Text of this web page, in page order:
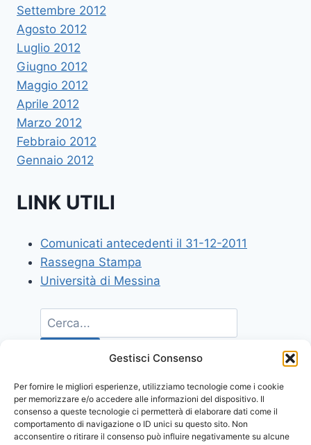
Gestisci Consenso
Per fornire le migliori esperienze, utilizziamo tecnologie come i cookie
per memorizzare e/o accedere alle informazioni del dispositivo. Il
consenso a queste tecnologie ci permetterà di elaborare dati come il
comportamento di navigazione o ID unici su questo sito. Non
acconsentire o ritirare il consenso può influire negativamente su alcune
Settembre 2012
Agosto 2012
Luglio 2012
Giugno 2012
Maggio 2012
Aprile 2012
Marzo 2012
Febbraio 2012
Gennaio 2012
LINK UTILI
Comunicati antecedenti il 31-12-2011
Rassegna Stampa
Università di Messina